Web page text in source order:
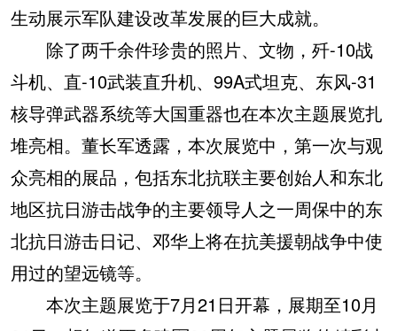
生动展示军队建设改革发展的巨大成就。
除了两千余件珍贵的照片、文物，歼-10战
斗机、直-10武装直升机、99A式坦克、东风-31
核导弹武器系统等大国重器也在本次主题展览扎
堆亮相。董长军透露，本次展览中，第一次与观
众亮相的展品，包括东北抗联主要创始人和东北
地区抗日游击战争的主要领导人之一周保中的东
北抗日游击日记、邓华上将在抗美援朝战争中使
用过的望远镜等。
本次主题展览于7月21日开幕，展期至10月